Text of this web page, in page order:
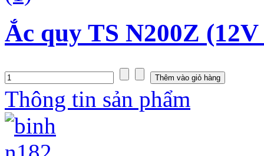
Ắc quy TS N200Z
Thông tin sản phẩm